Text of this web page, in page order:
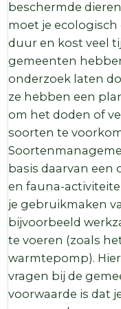
beschermde
moet je
duur en kost veel
gemeenten
onderzoek laten
ze hebben een
om het doden of
soorten te
basis daarvan
en fauna-
je gebruikmaken
bijvoorbeeld
te voeren (zoals
warmtepomp).
vragen bij de
voorwaarde is dat